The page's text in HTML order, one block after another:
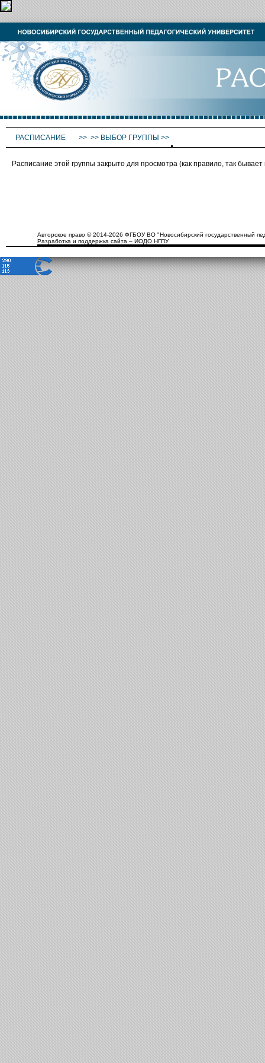
РАСПИСАНИЕ >> >> ВЫБОР ГРУППЫ >>
Расписание этой группы закрыто для просмотра (как правило, так
Авторское право © 2014-2026 ФГБОУ ВО "Новосибирский государственный
Разработка и поддержка сайта – ИОДО НГПУ